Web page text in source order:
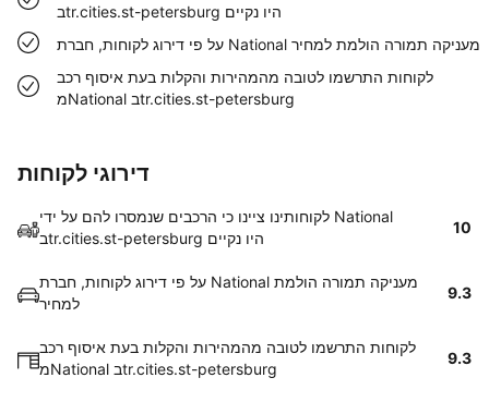
בtr.cities.st-petersburg היו נקיים
על פי דירוג לקוחות, חברת National מעניקה תמורה הולמת למחיר
לקוחות התרשמו לטובה מהמהירות והקלות בעת איסוף רכב
מNational בtr.cities.st-petersburg
דירוגי לקוחות
לקוחותינו ציינו כי הרכבים שנמסרו להם על ידי National
בtr.cities.st-petersburg היו נקיים
10
על פי דירוג לקוחות, חברת National מעניקה תמורה הולמת
למחיר
9.3
לקוחות התרשמו לטובה מהמהירות והקלות בעת איסוף רכב
מNational בtr.cities.st-petersburg
9.3